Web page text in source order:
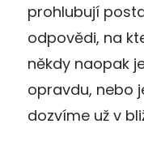
prohlubují
odpovědi, na
někdy naopak
opravdu, nebo
dozvíme už v